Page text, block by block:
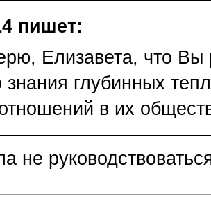
пишет:
Елизавета, что Вы
глубинных
в их
не